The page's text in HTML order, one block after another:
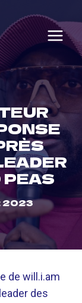
PEAS
2023
de will.i.am
des